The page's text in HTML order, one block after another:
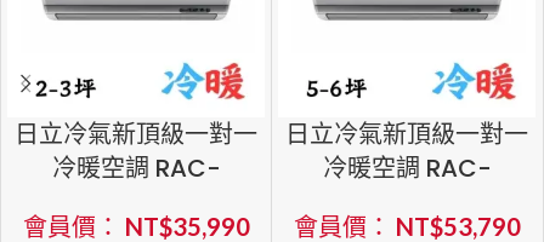
日立冷氣新頂級一對一
冷暖空調 RAC-
會員價： NT$35,990
日立冷氣新頂級一對一
冷暖空調 RAC-
會員價： NT$53,790